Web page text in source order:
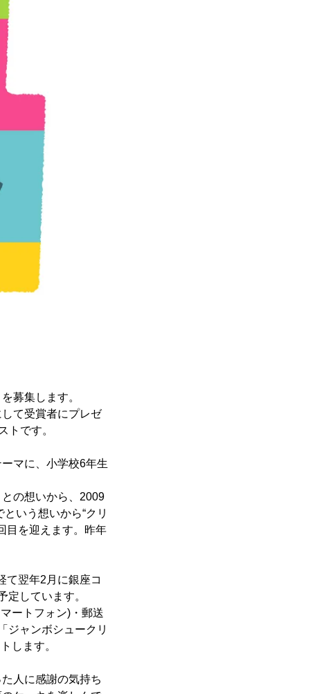
募集します。
て受賞者にプレゼ
トです。
マに、小学校6年生
の想いから、2009
いう想いから“クリ
目を迎えます。昨年
て翌年2月に銀座コ
しています。
ートフォン)・郵送
ジャンボシュークリ
します。
人に感謝の気持ち